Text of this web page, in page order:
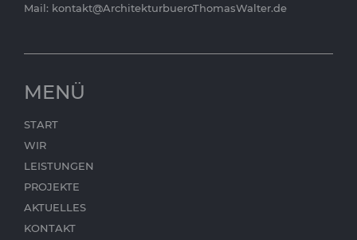
Mail: kontakt@ArchitekturbueroThomasWalter.de
MENÜ
START
WIR
LEISTUNGEN
PROJEKTE
AKTUELLES
KONTAKT